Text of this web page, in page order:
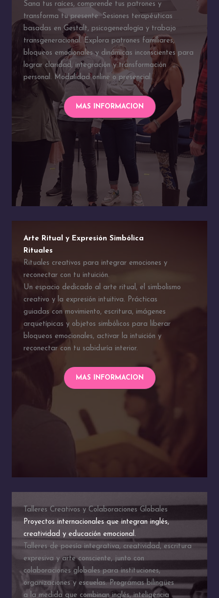
Sana tus raíces, comprende tus patrones y
transforma tu presente. Sesiones terapéuticas
basadas en Gestalt, psicogenealogía y trabajo
transgeneracional. Explora patrones familiares,
bloqueos emocionales y dinámicas inconscientes para
lograr claridad, integración y transformación
personal. Modalidad online o presencial.
MAS INFORMACION
Arte Ritual y Expresión Simbólica
Rituales
Rituales creativos para integrar emociones y
reconectar con tu intuición.
Un espacio dedicado al arte ritual, el simbolismo
creativo y la expresión intuitiva. Prácticas
guiadas con movimiento, escritura, imágenes
arquetípicas y objetos simbólicos para liberar
bloqueos emocionales, activar la intuición y
reconectar con tu sabiduría interior.
MAS INFORMACION
Talleres Creativos y Colaboraciones Globales
Proyectos internacionales que integran inglés,
creatividad y educación emocional.
Talleres de poesía integrativa, creatividad, escritura
expresiva y arte consciente, junto con
colaboraciones globales para instituciones,
organizaciones y escuelas. Programas bilingües
a la medida que combinan inglés, inteligencia